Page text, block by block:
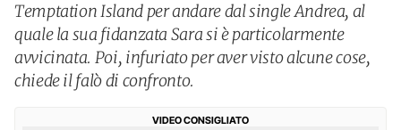
Temptation Island per andare dal single Andrea, al
quale la sua fidanzata Sara si è particolarmente
avvicinata. Poi, infuriato per aver visto alcune cose,
chiede il falò di confronto.
VIDEO CONSIGLIATO